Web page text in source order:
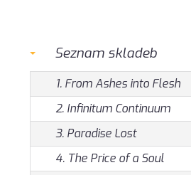
Seznam skladeb
1. From Ashes into Flesh
2. Infinitum Continuum
3. Paradise Lost
4. The Price of a Soul